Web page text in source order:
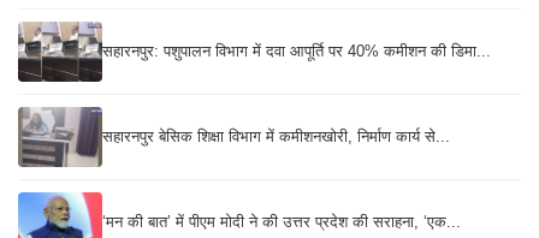
सहारनपुर: पशुपालन विभाग में दवा आपूर्ति पर 40% कमीशन की डिमा...
सहारनपुर बेसिक शिक्षा विभाग में कमीशनखोरी, निर्माण कार्य से...
‘मन की बात’ में पीएम मोदी ने की उत्तर प्रदेश की सराहना, ‘एक...